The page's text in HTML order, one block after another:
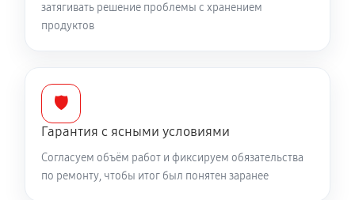
затягивать решение проблемы с хранением
продуктов
🛡️
Гарантия с ясными условиями
Согласуем объём работ и фиксируем обязательства
по ремонту, чтобы итог был понятен заранее